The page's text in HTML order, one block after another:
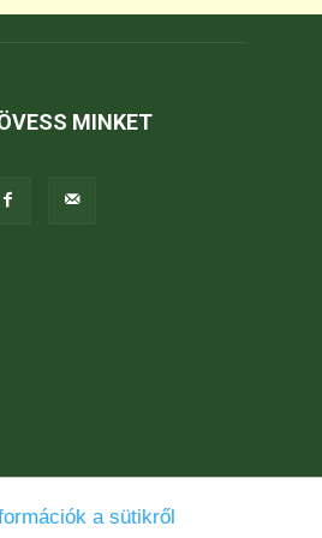
a sütikről
MINKET
Jogi nyilatkozat